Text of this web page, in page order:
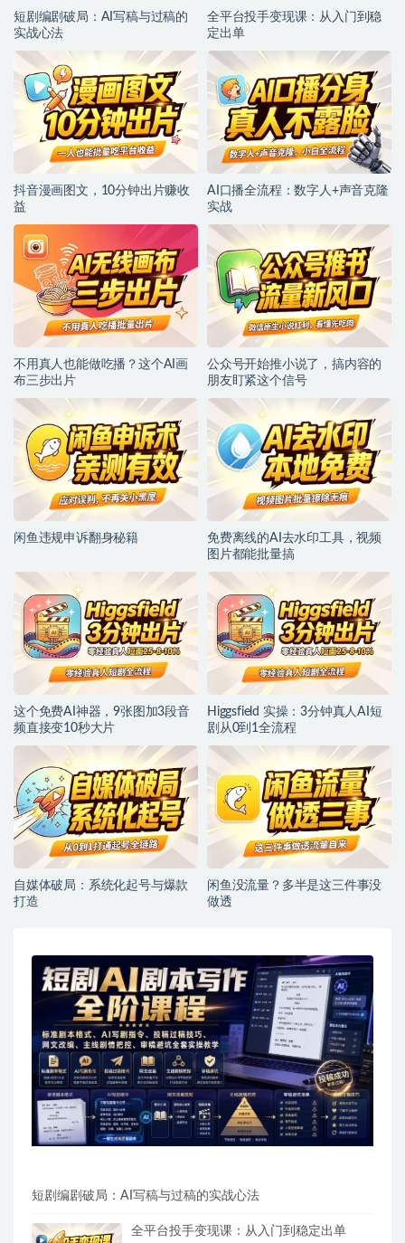
短剧编剧破局：AI写稿与过稿的
实战心法
全平台投手变现课：从入门到稳
定出单
抖音漫画图文，10分钟出片赚收
益
AI口播全流程：数字人+声音克隆
实战
不用真人也能做吃播？这个AI画
布三步出片
公众号开始推小说了，搞内容的
朋友盯紧这个信号
闲鱼违规申诉翻身秘籍
免费离线的AI去水印工具，视频
图片都能批量搞
这个免费AI神器，9张图加3段音
频直接变10秒大片
Higgsfield 实操：3分钟真人AI短
剧从0到1全流程
自媒体破局：系统化起号与爆款
打造
闲鱼没流量？多半是这三件事没
做透
短剧编剧破局：AI写稿与过稿的实战心法
全平台投手变现课：从入门到稳定出单